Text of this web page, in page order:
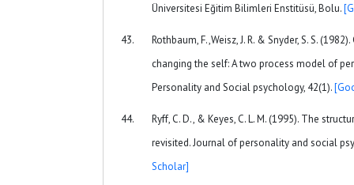
Üniversitesi Eğitim Bilimleri Enstitüsü, Bolu.
Rothbaum, F.,Weisz, J. R. & Snyder, S. S.
changing the self: A two process model of
Personality and Social psychology, 42(1).
Ryff, C. D., & Keyes, C. L. M. (1995). The
revisited. Journal of personality and social
Scholar]